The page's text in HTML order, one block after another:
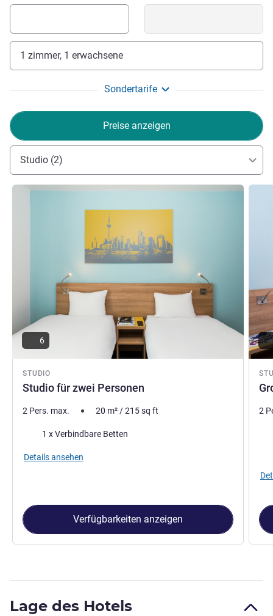
der Lobby Lounge.
1 zimmer, 1 erwachsene
Sondertarife
Preise anzeigen
Studio (2)
STUDIO
Studio für zwei Personen
Details ansehen
6
2 Pers. max. 20 m²/215sq ft
Bettwäsche
1 x Verbindbare Betten
Details ansehen
Verfügbarkeiten anzeigen
2
Lage des Hotels